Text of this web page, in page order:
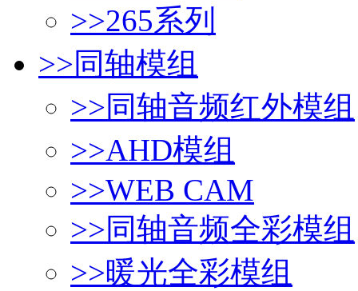
>>265系列
>>同轴模组
>>同轴音频红外模组
>>AHD模组
>>WEB CAM
>>同轴音频全彩模组
>>暖光全彩模组